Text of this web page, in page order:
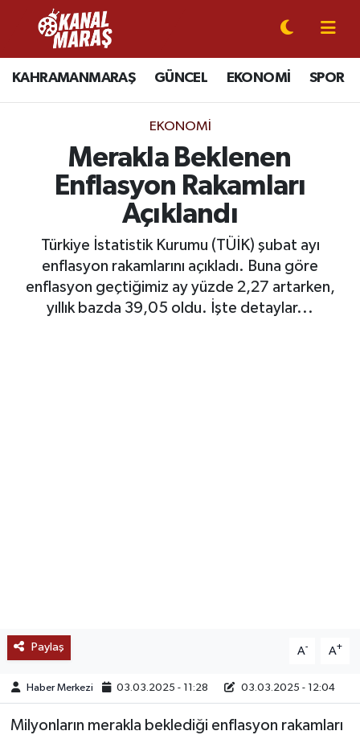
KAHRAMANMARAŞ GÜNCEL EKONOMİ SPOR
EKONOMI
Merakla Beklenen
Enflasyon Rakamları
Açıklandı
Türkiye İstatistik Kurumu (TÜİK) şubat ayı
enflasyon rakamlarını açıkladı. Buna göre
enflasyon geçtiğimiz ay yüzde 2,27 artarken,
yıllık bazda 39,05 oldu. İşte detaylar...
Paylaş A- A+
Haber Merkezi 03.03.2025 - 11:28 03.03.2025 - 12:04
Milyonların merakla beklediği enflasyon rakamları
CANLI YAYIN
KAHRAMANMARAŞ
SPOR
EKONOMİ
GÜNDEM
TREND
OTOMOTİV
Kahramanmaraş Nöbetçi Eczaneler
Kahramanmaraş Hava Durumu
Kahramanmaraş Trafik Yoğunluk Haritası
Süper Lig Puan Durumu ve Fikstür
Tüm Manşetler
Son Dakika Haberleri